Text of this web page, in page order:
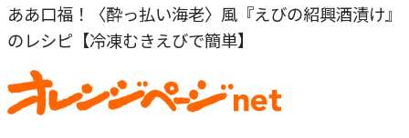
ああ口福！〈酔っ払い海老〉風『えびの紹興酒漬け』
のレシピ【冷凍むきえびで簡単】